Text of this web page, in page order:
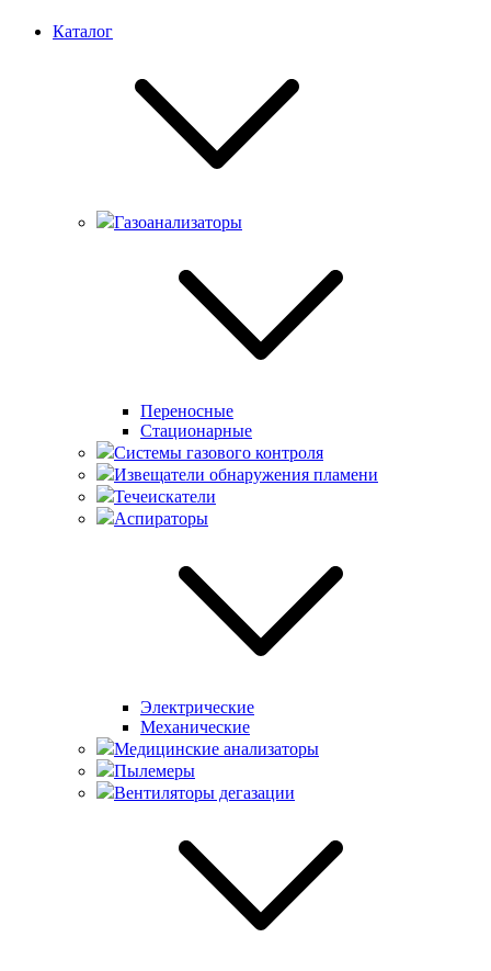
Каталог
Газоанализаторы
Переносные
Стационарные
Системы газового контроля
Извещатели обнаружения пламени
Течеискатели
Аспираторы
Электрические
Механические
Медицинские анализаторы
Пылемеры
Вентиляторы дегазации